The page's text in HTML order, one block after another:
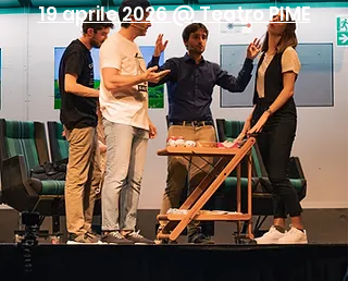
19 aprile 2026 @ Teatro PIME